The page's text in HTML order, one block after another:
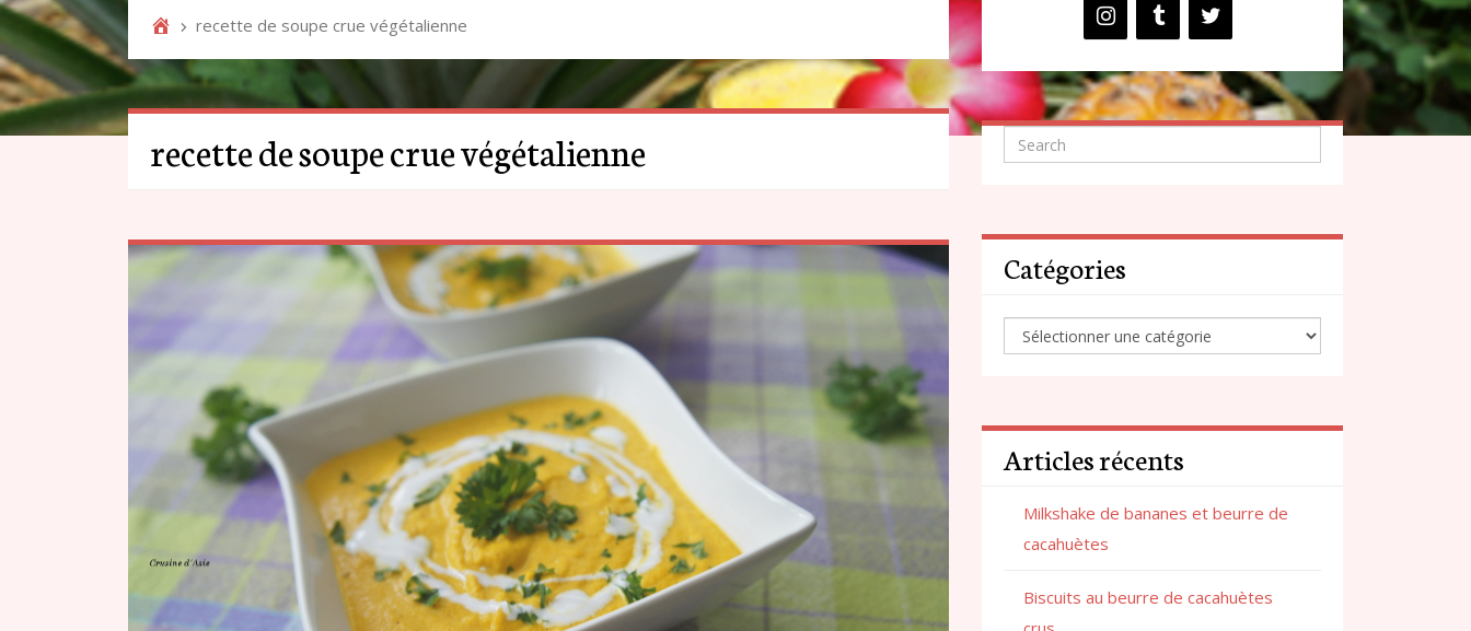
recette de soupe crue végétalienne
recette de soupe crue végétalienne
Catégories
Articles récents
Milkshake de bananes et beurre de
cacahuètes
Biscuits au beurre de cacahuètes